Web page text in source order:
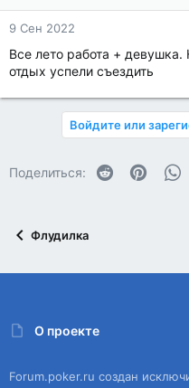
9 Сен 2022
Все лето работа +
отдых успели съездить
Войдите или
Поделиться: Reddit
Флудилка
О проекте
Forum.poker.ru создан